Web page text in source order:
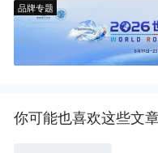
品牌专题
你可能也喜欢这些文